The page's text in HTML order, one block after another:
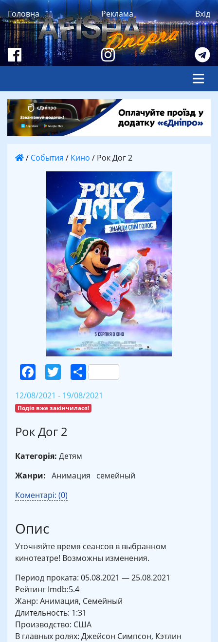
Головна Реклама Вхід
/ События / Кино / Рок Дог 2
Facebook
Twitter
Поділитися
12/08/2021 - 19/08/2021
Подія вже закінчилася!
Рок Дог 2
Категорія: Детям
Жанри: Анимация
семейный
Коментарі: (0)
Опис
Уточняйте время сеансов в выбранном
кинотеатре! Возможны изменения.
Период проката: 05.08.2021 — 25.08.2021
Рейтинг Imdb:5.4
Жанр: Анимация, Семейный
Длительность: 1:31
Производство: США
В главных ролях: Джейсон Симпсон, Кэтлин